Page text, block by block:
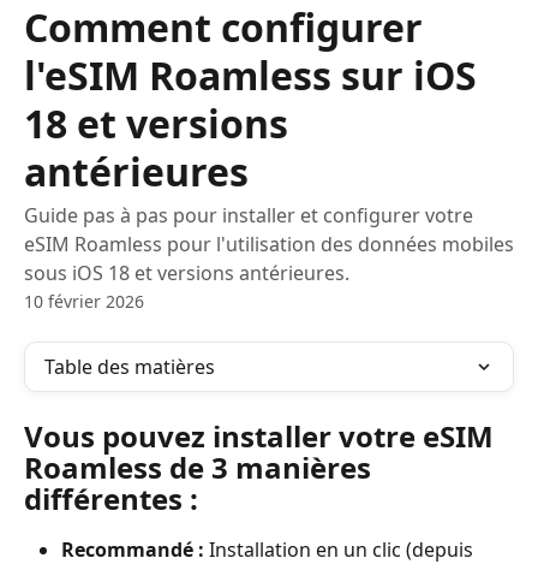
Comment configurer
l'eSIM Roamless sur iOS
18 et versions
antérieures
Guide pas à pas pour installer et configurer votre
eSIM Roamless pour l'utilisation des données mobiles
sous iOS 18 et versions antérieures.
10 février 2026
Table des matières
Vous pouvez installer votre eSIM
Roamless de 3 manières
différentes :
Recommandé : Installation en un clic (depuis